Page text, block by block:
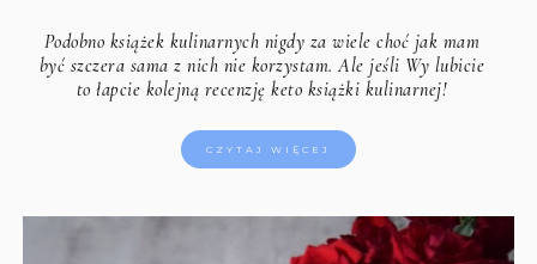
Podobno książek kulinarnych nigdy za wiele choć jak mam
być szczera sama z nich nie korzystam. Ale jeśli Wy lubicie
to łapcie kolejną recenzję keto książki kulinarnej!
CZYTAJ WIĘCEJ